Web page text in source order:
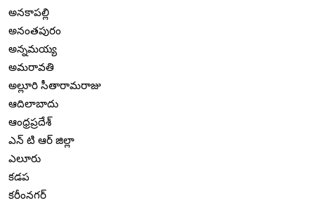
అనకాపల్లి
అనంతపురం
అన్నమయ్య
అమరావతి
అల్లూరి సీతారామరాజు
ఆదిలాబాదు
ఆంధ్రప్రదేశ్
ఎన్ టి ఆర్ జిల్లా
ఎలూరు
కడప
కరీంనగర్